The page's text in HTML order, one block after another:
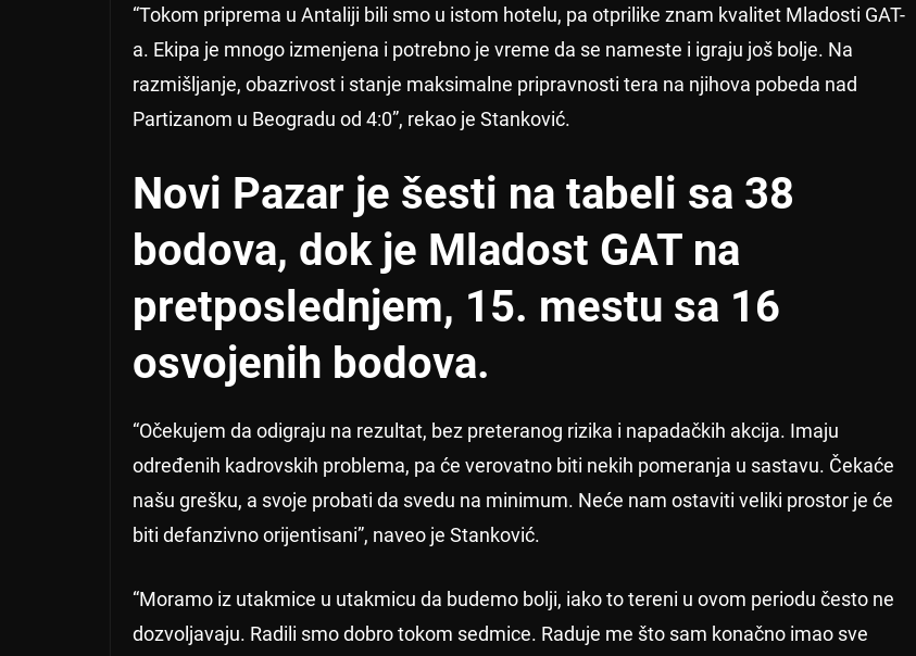
“Tokom priprema u Antaliji bili smo u istom hotelu, pa otprilike znam kvalitet Mladosti GAT-
a. Ekipa je mnogo izmenjena i potrebno je vreme da se nameste i igraju još bolje. Na
razmišljanje, obazrivost i stanje maksimalne pripravnosti tera na njihova pobeda nad
Partizanom u Beogradu od 4:0”, rekao je Stanković.
Novi Pazar je šesti na tabeli sa 38
bodova, dok je Mladost GAT na
pretposlednjem, 15. mestu sa 16
osvojenih bodova.
“Očekujem da odigraju na rezultat, bez preteranog rizika i napadačkih akcija. Imaju
određenih kadrovskih problema, pa će verovatno biti nekih pomeranja u sastavu. Čekaće
našu grešku, a svoje probati da svedu na minimum. Neće nam ostaviti veliki prostor je će
biti defanzivno orijentisani”, naveo je Stanković.
“Moramo iz utakmice u utakmicu da budemo bolji, iako to tereni u ovom periodu često ne
dozvoljavaju. Radili smo dobro tokom sedmice. Raduje me što sam konačno imao sve